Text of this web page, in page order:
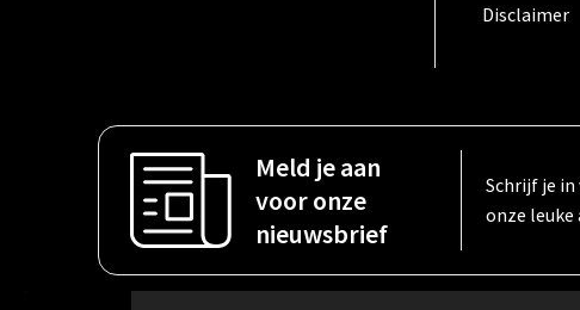
Disclaimer
Meld je aan
voor onze
nieuwsbrief
Schrijf je
onze leuke